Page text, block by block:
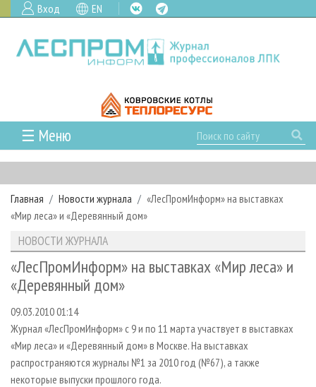
Вход EN
☰ Меню
ГЛАВНАЯ
РУБРИКИ И ТЕМЫ
РУБРИКИ ЖУРНАЛА
ЛЕСОЗАГОТОВКА
ЛЕСОПИЛЕНИЕ
СУШКА ДРЕВЕСИНЫ
ПРОИЗВОДСТВО ДРЕВЕСНЫХ ПЛИТ
ДЕРЕВЯННОЕ ДОМОСТРОЕНИЕ
НОВОСТИ
НОВОСТИ ЛПК
НОВОСТИ ЖУРНАЛА
ПРОЕКТЫ ЛПИ
АНАЛИТИКА
ПРЕДПРИЯТИЯ ЛПК
ПЕРСОНЫ
МОБИЛЬНЫЕ ВЫСТАВКИ
ОФИЦИАЛЬНЫЕ ДЕЛЕГАЦИИ
АРХИВ
АРХИВ ЖУРНАЛОВ
О ЖУРНАЛЕ
ПОДПИСКА
КОНТАКТЫ
РЕКЛАМОДАТЕЛЯМ
РЕКЛАМА
РЕКЛАМА НА САЙТЕ
Главная Новости журнала
«ЛесПромИнформ» на выставках
«Мир леса» и «Деревянный дом»
НОВОСТИ ЖУРНАЛА
«ЛесПромИнформ» на выставках «Мир леса» и
«Деревянный дом»
09.03.2010 01:14
Журнал «ЛесПромИнформ» с 9 и по 11 марта участвует в выставках
«Мир леса» и «Деревянный дом» в Москве. На выставках
распространяются журналы №1 за 2010 год (№67), а также
некоторые выпуски прошлого года.